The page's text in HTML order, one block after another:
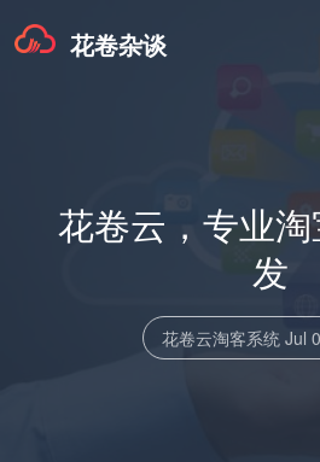
花卷杂谈
花卷云，专业
发
花卷云淘客系统 Jul